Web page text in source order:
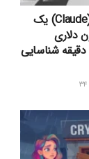
هوش مصنوعی کلود (Claude) یک
میلیون دلاری
شناسایی